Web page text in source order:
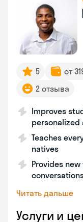
5 от
2 отзыва
Improves
Teaches
natives
Provides
Читать дальше
Услуги и